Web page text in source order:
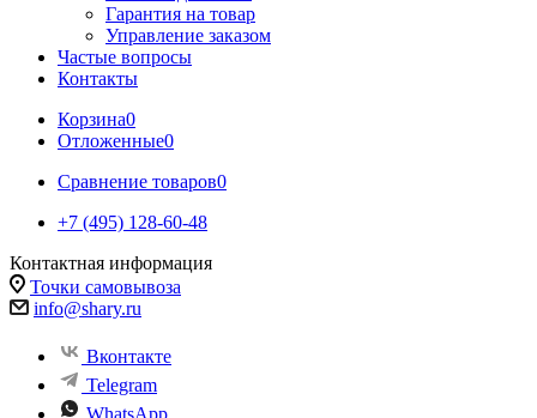
Гарантия на товар
Управление заказом
Частые вопросы
Контакты
Корзина0
Отложенные0
Сравнение товаров0
+7 (495) 128-60-48
Контактная информация
Точки самовывоза
info@shary.ru
Вконтакте
Telegram
WhatsApp